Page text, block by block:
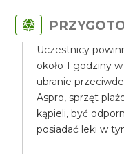
Uczestnicy
około 1 godziny
ubranie
Aspro, sprzęt
kąpieli, być
posiadać leki w